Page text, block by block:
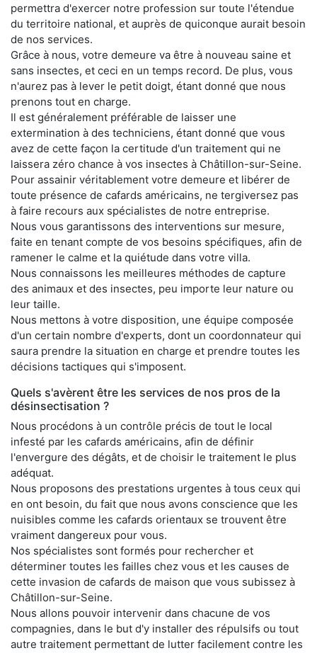
permettra d'exercer notre profession sur toute l'étendue
du territoire national, et auprès de quiconque aurait besoin
de nos services.
Grâce à nous, votre demeure va être à nouveau saine et
sans insectes, et ceci en un temps record. De plus, vous
n'aurez pas à lever le petit doigt, étant donné que nous
prenons tout en charge.
Il est généralement préférable de laisser une
extermination à des techniciens, étant donné que vous
avez de cette façon la certitude d'un traitement qui ne
laissera zéro chance à vos insectes à Châtillon-sur-Seine.
Pour assainir véritablement votre demeure et libérer de
toute présence de cafards américains, ne tergiversez pas
à faire recours aux spécialistes de notre entreprise.
Nous vous garantissons des interventions sur mesure,
faite en tenant compte de vos besoins spécifiques, afin de
ramener le calme et la quiétude dans votre villa.
Nous connaissons les meilleures méthodes de capture
des animaux et des insectes, peu importe leur nature ou
leur taille.
Nous mettons à votre disposition, une équipe composée
d'un certain nombre d'experts, dont un coordonnateur qui
saura prendre la situation en charge et prendre toutes les
décisions tactiques qui s'imposent.
Quels s'avèrent être les services de nos pros de la
désinsectisation ?
Nous procédons à un contrôle précis de tout le local
infesté par les cafards américains, afin de définir
l'envergure des dégâts, et de choisir le traitement le plus
adéquat.
Nous proposons des prestations urgentes à tous ceux qui
en ont besoin, du fait que nous avons conscience que les
nuisibles comme les cafards orientaux se trouvent être
vraiment dangereux pour vous.
Nos spécialistes sont formés pour rechercher et
déterminer toutes les failles chez vous et les causes de
cette invasion de cafards de maison que vous subissez à
Châtillon-sur-Seine.
Nous allons pouvoir intervenir dans chacune de vos
compagnies, dans le but d'y installer des répulsifs ou tout
autre traitement permettant de lutter facilement contre les